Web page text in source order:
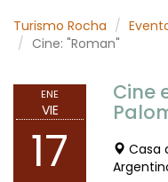
Turismo Rocha
Cine: "Roman"
ENE
VIE
17
Cine
Casa